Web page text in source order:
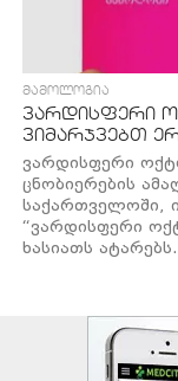
ᲛᲐᲛᲝᲚᲝᲒᲘᲐ
ვარდისფერი
ვიმარჯვებთ
ვარდისფერი
ცნობიერების
საქართველოში,
“ვარდისფერი
ხასიათს